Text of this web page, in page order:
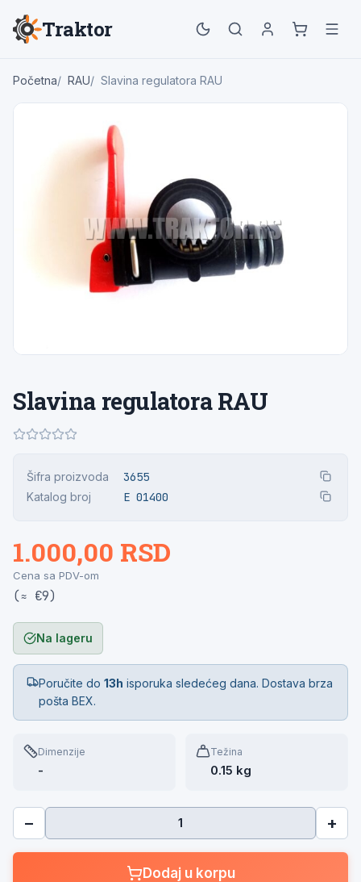
Traktor
Početna RAU Slavina regulatora RAU
Slavina regulatora RAU
Šifra proizvoda 3655
Katalog broj E 01400
1.000,00 RSD
Cena sa PDV-om
(≈ €9)
Na lageru
Poručite do13h isporuka sledećeg dana. Dostava brza
pošta BEX.
Dimenzije
-
Težina
0.15 kg
− +
Dodaj u korpu